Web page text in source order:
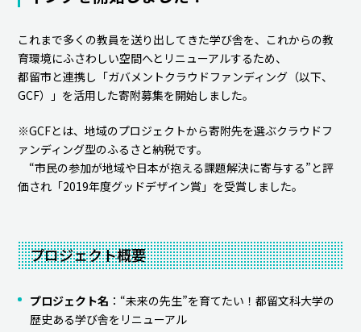
これまで多くの教員を送り出してきた学び舎を、これからの教
育環境にふさわしい空間へとリニューアルするため、
都留市と連携し「ガバメントクラウドファンディング（以下、
GCF）」を活用した寄附募集を開始しました。
※GCFとは、地域のプロジェクトから寄附先を選ぶクラウドフ
ァンディング型のふるさと納税です。
“市民の参加が地域や日本が抱える課題解決に寄与する”と評
価され「2019年度グッドデザイン賞」を受賞しました。
プロジェクト概要
プロジェクト名 ：“未来の先生”を育てたい！都留文科大学の
歴史ある学び舎をリニューアル